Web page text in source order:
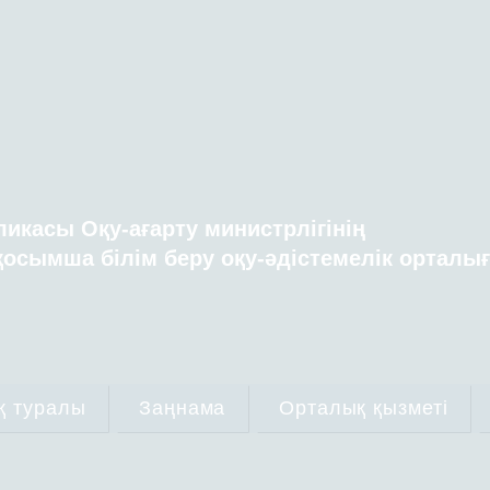
Оқу-ағарту министрлігінің
білім беру оқу-әдістемелік
туралы Заңнама Орталық қызметі